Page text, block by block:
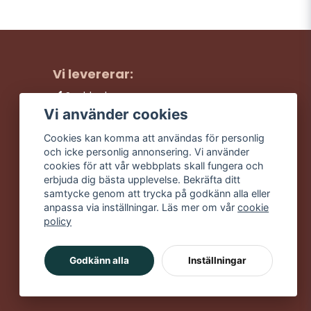
Vi levererar:
Snabba leveranser
Trygga köp
Fri frakt över 499:-
Trevlig kundtjänst
Vi använder cookies
Cookies kan komma att användas för personlig
och icke personlig annonsering. Vi använder
cookies för att vår webbplats skall fungera och
erbjuda dig bästa upplevelse. Bekräfta ditt
samtycke genom att trycka på godkänn alla eller
anpassa via inställningar. Läs mer om vårcookie
policy
Godkänn alla Inställningar